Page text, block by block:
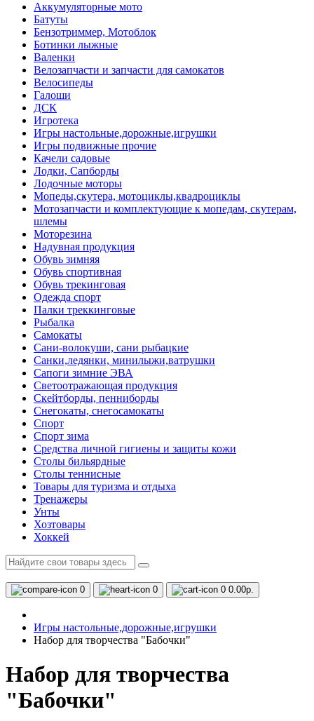
Аккумуляторные мото
Батуты
Бензотриммер, Мотоблок
Ботинки лыжные
Валенки
Велозапчасти и запчасти для самокатов
Велосипеды
Галоши
ДСК
Игротека
Игры настольные,дорожные,игрушки
Игры подвижные прочие
Качели садовые
Лодки, Сапборды
Лодочные моторы
Мопеды,скутера, мотоциклы,квадроциклы
Мотозапчасти и комплектующие к мопедам, скутерам,
шлемы
Моторезина
Надувная продукция
Обувь зимняя
Обувь спортивная
Обувь трекинговая
Одежда спорт
Палки треккинговые
Рыбалка
Самокаты
Сани-волокуши, сани рыбацкие
Санки,ледянки, минилыжи,ватрушки
Сапоги зимние ЭВА
Светоотражающая продукция
Скейтборды, пенниборды
Снегокаты, снегосамокаты
Спорт
Спорт зима
Средства личной гигиены и защиты кожи
Столы бильярдные
Столы теннисные
Товары для туризма и отдыха
Тренажеры
Унты
Хозтовары
Хоккей
0 0 0 0.00р.
Игры настольные,дорожные,игрушки
Набор для творчества "Бабочки"
Набор для творчества
"Бабочки"